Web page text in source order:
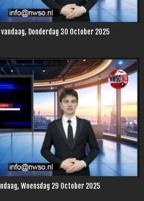
Donderdag 30 October 2025
Woensdag 29 October 2025